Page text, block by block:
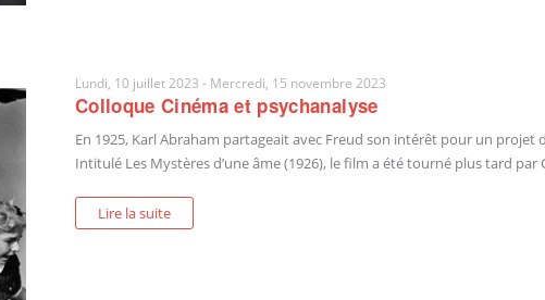
Lundi, 10 juillet 2023 - Mercredi, 15 novembre 2023
Colloque Cinéma et psychanalyse
En 1925, Karl Abraham partageait avec Freud son intérêt pour un projet
Intitulé Les Mystères d’une âme (1926), le film a été tourné plus tard
Lire la suite